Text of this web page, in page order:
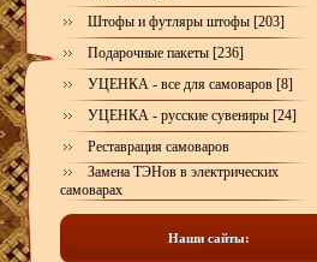
Штофы и футляры штофы [203]
Подарочные пакеты [236]
УЦЕНКА - все для самоваров [8]
УЦЕНКА - русские сувениры [24]
Реставрация самоваров
Замена ТЭНов в электрических
самоварах
Наши сайты: